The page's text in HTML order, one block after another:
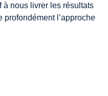
à nous livrer les résultats
profondément l’approche